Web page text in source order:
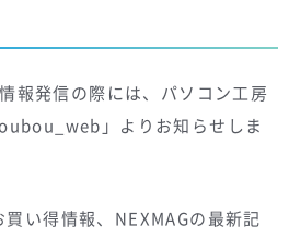
報発信の際には、パソコン工房
」よりお知らせしま
い得情報、NEXMAGの最新記